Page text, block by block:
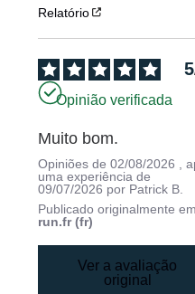
Relatório
5
Opinião verificada
Muito bom.
Opiniões de02/08/2026
,
uma experiência de
09/07/2026 por Patrick B.
Publicado originalmente
run.fr (fr)
Ver a avaliação
original